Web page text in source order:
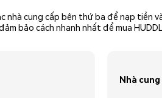
cung cấp bên thứ ba để nạp tiền
bảo cách nhanh nhất để mua
Nhà